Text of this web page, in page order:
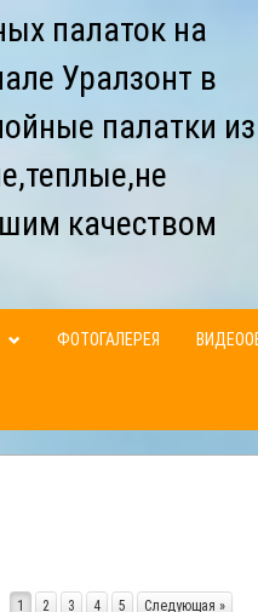
палаток на
Уралзонт в
палатки из
качеством
ФОТОГАЛЕРЕЯ
1 2 3 4 5 Следующая »